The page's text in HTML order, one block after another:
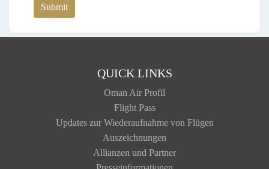
Submit
QUICK LINKS
Oman Air Profil
Flight Pass
Updates zur Wiederaufnahme von Flügen
Auszeichnungen
Allianzen und Partner